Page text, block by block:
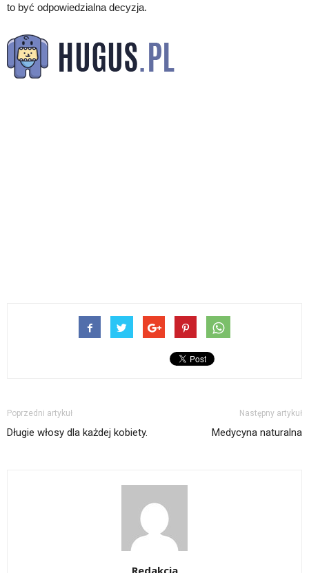
to być odpowiedzialna decyzja.
Poprzedni artykuł
Długie włosy dla każdej kobiety.
Następny artykuł
Medycyna naturalna
Redakcja